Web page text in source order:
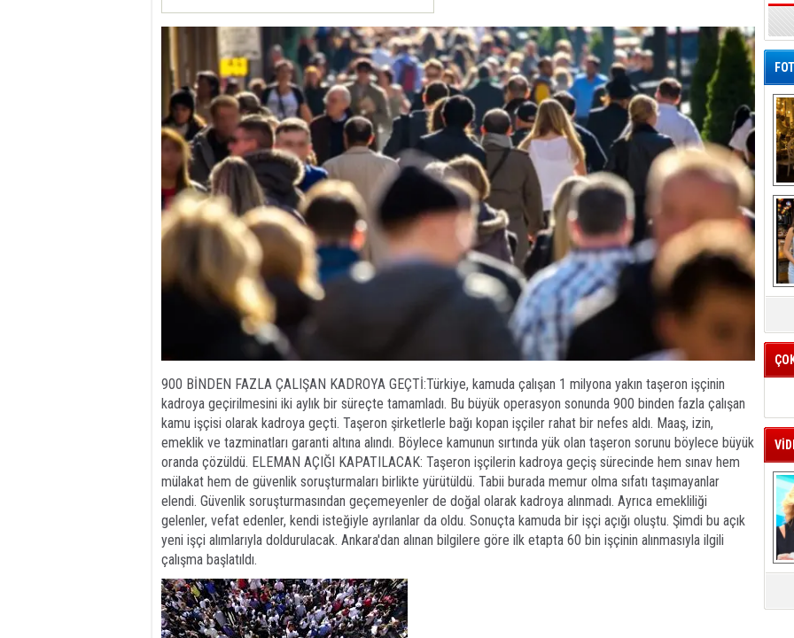
900 BİNDEN FAZLA ÇALIŞAN KADROYA GEÇTİ:Türkiye, kamuda çalışan 1 milyona yakın taşeron işçinin
kadroya geçirilmesini iki aylık bir süreçte tamamladı. Bu büyük operasyon sonunda 900 binden fazla çalışan
kamu işçisi olarak kadroya geçti. Taşeron şirketlerle bağı kopan işçiler rahat bir nefes aldı. Maaş, izin,
emeklik ve tazminatları garanti altına alındı. Böylece kamunun sırtında yük olan taşeron sorunu böylece büyük
oranda çözüldü. ELEMAN AÇIĞI KAPATILACAK: Taşeron işçilerin kadroya geçiş sürecinde hem sınav hem
mülakat hem de güvenlik soruşturmaları birlikte yürütüldü. Tabii burada memur olma sıfatı taşımayanlar
elendi. Güvenlik soruşturmasından geçemeyenler de doğal olarak kadroya alınmadı. Ayrıca emekliliği
gelenler, vefat edenler, kendi isteğiyle ayrılanlar da oldu. Sonuçta kamuda bir işçi açığı oluştu. Şimdi bu açık
yeni işçi alımlarıyla doldurulacak. Ankara'dan alınan bilgilere göre ilk etapta 60 bin işçinin alınmasıyla ilgili
çalışma başlatıldı.